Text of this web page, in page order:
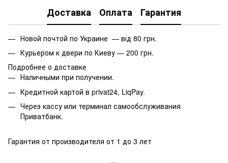
Доставка Оплата Гарантия
Новой почтой по Украине — від 80 грн.
Курьером к двери по Киеву — 200 грн.
Подробнее о доставке
Наличными при получении.
Кредитной картой в privat24, LiqPay.
Через кассу или терминал самообслуживания
Приватбанк.
Гарантия от производителя от 1 до 3 лет